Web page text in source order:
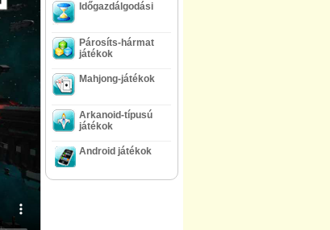
Időgazdálgodási
Párosíts-hármat
játékok
Mahjong-játékok
Arkanoid-típusú
játékok
Android játékok